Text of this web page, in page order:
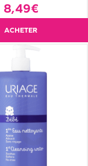
8,49€
ACHETER